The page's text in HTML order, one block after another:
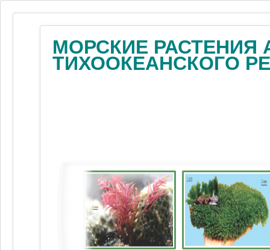
МОРСКИЕ РАСТЕНИЯ
ТИХООКЕАНСКОГО